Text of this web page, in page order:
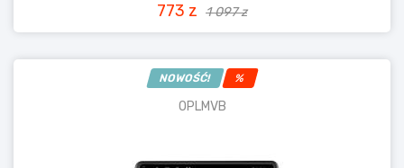
773 z 1 097 z
NOWOŚĆ! %
OPLMVB